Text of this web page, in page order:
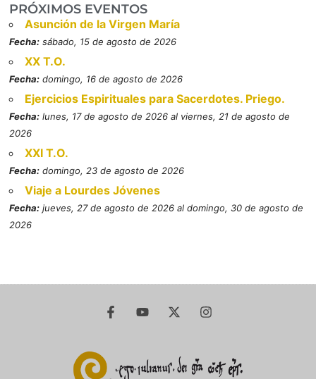
PRÓXIMOS EVENTOS
Asunción de la Virgen María
Fecha: sábado, 15 de agosto de 2026
XX T.O.
Fecha: domingo, 16 de agosto de 2026
Ejercicios Espirituales para Sacerdotes. Priego.
Fecha: lunes, 17 de agosto de 2026 al viernes, 21 de agosto de
2026
XXI T.O.
Fecha: domingo, 23 de agosto de 2026
Viaje a Lourdes Jóvenes
Fecha: jueves, 27 de agosto de 2026 al domingo, 30 de agosto de
2026